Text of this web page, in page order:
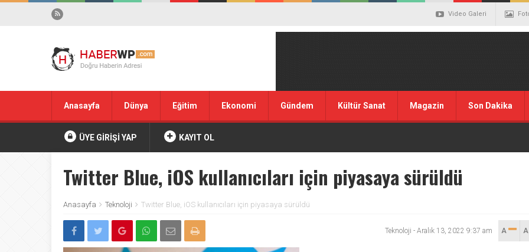
Video Galeri
Anasayfa Dünya Eğitim Ekonomi Gündem Kültür Sanat Magazin Son Dakika
ÜYE GİRİŞİ YAP KAYIT OL
Twitter Blue, iOS kullanıcıları için piyasaya sürüldü
Anasayfa Teknoloji Twitter Blue, iOS kullanıcıları için piyasaya sürüldü
Teknoloji - Aralık 13, 2022 9:37 am A